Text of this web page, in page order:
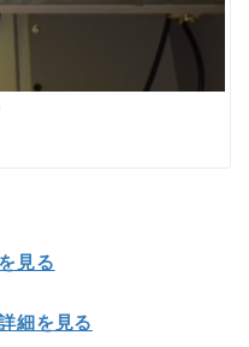
見る
細を見る